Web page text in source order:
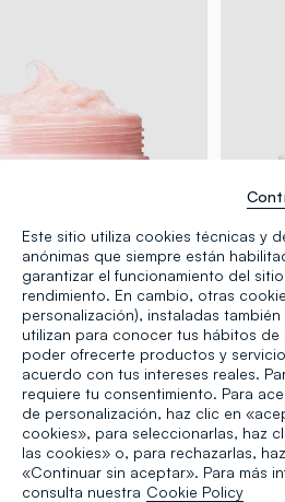
Exfoliante suave con lavanda y pera para cuerpo y cuero cabelludo - Cuidado de la piel coreano
+2
€ 24,90
Este sitio utiliza cookies técnicas y
anónimas que siempre están
garantizar el funcionamiento del
rendimiento. En cambio, otras
personalización), instaladas
utilizan para conocer tus hábitos de
poder ofrecerte productos y
acuerdo con tus intereses reales.
requiere tu consentimiento. Para
de personalización, haz clic en
cookies», para seleccionarlas, haz
las cookies» o, para rechazarlas,
«Continuar sin aceptar». Para más
consulta nuestra Cookie Policy